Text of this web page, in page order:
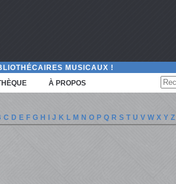
MUSICAUX !
À PROPOS
C D E F G H I J K L M N O P Q R S T U V W X Y Z